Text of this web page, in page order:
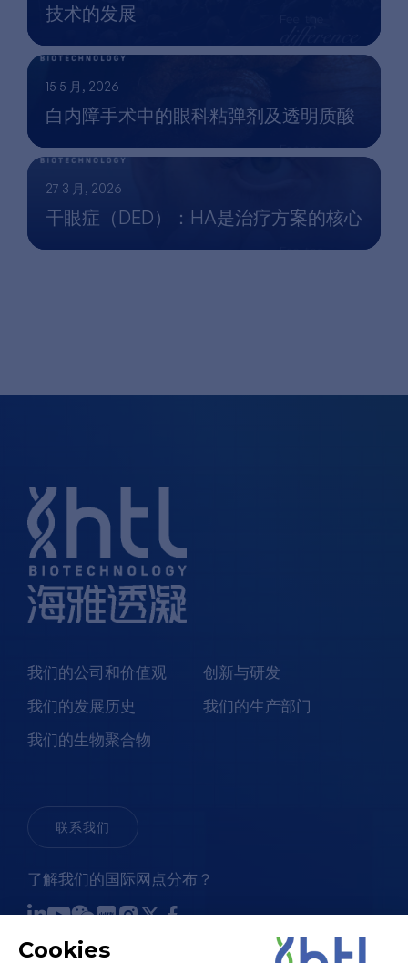
技术的发展
15 5 月, 2026
白内障手术中的眼科粘弹剂及透明质酸
27 3 月, 2026
干眼症（DED）：HA是治疗方案的核心
我们的公司和价值观
我们的发展历史
我们的生物聚合物
创新与研发
我们的生产部门
联系我们
了解我们的国际网点分布？